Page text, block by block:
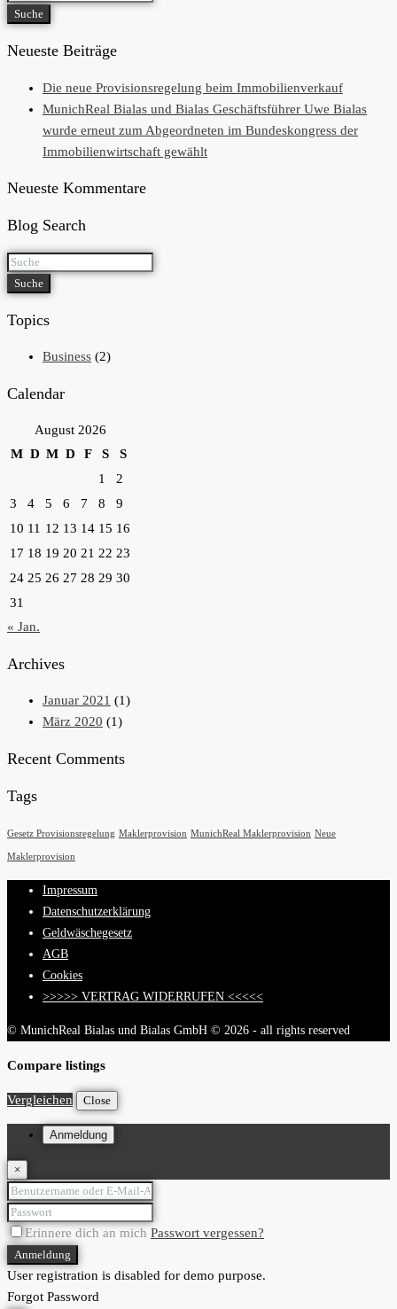
Suche
Neueste Beiträge
Die neue Provisionsregelung beim Immobilienverkauf
MunichReal Bialas und Bialas Geschäftsführer Uwe Bialas
wurde erneut zum Abgeordneten im Bundeskongress der
Immobilienwirtschaft gewählt
Neueste Kommentare
Blog Search
Suche
Topics
Business (2)
Calendar
August 2026
M D M D F S
S
1
2
3
4 5 6 7 8
9
10 11 12 13 14 15 16
17 18 19 20 21 22 23
24 25 26 27 28 29 30
31
« Jan.
Archives
Januar 2021 (1)
März 2020 (1)
Recent Comments
Tags
Gesetz Provisionsregelung Maklerprovision MunichReal Maklerprovision Neue
Maklerprovision
Impressum
Datenschutzerklärung
Geldwäschegesetz
AGB
Cookies
>>>>> VERTRAG WIDERRUFEN <<<<<
© MunichReal Bialas und Bialas GmbH © 2026 - all rights reserved
Compare listings
Vergleichen Close
Anmeldung
×
Erinnere dich an mich Passwort vergessen?
Anmeldung
User registration is disabled for demo purpose.
Forgot Password